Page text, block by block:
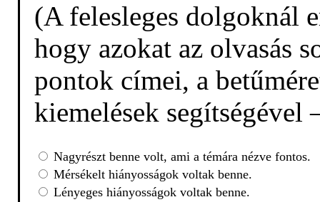
(A felesleges dolgoknál
hogy azokat az olvasás
pontok címei, a
kiemelések
Nagyrészt benne volt, ami a témára nézve fontos.
Mérsékelt hiányosságok voltak benne.
Lényeges hiányosságok voltak benne.